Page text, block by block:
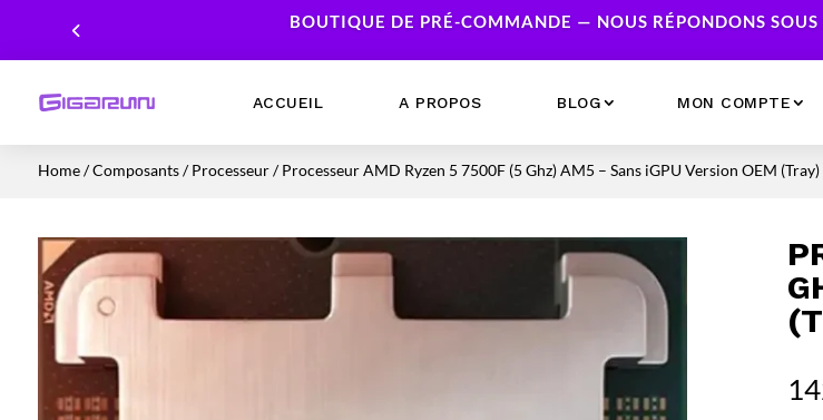
BOUTIQUE DE PRÉ-COMMANDE — NOUS RÉPONDONS
ACCUEIL A PROPOS BLOG MON COMPTE
Home/Composants/Processeur/ Processeur AMD Ryzen 5 7500F (5 Ghz) AM5 – Sans iGPU Version OEM (Tray)
Ordinateurs Fixes
Workstation
Carte Graphique
Mémoire RAM
Accessoires
Imprimantes
Réseau
Serveurs
Onduleurs